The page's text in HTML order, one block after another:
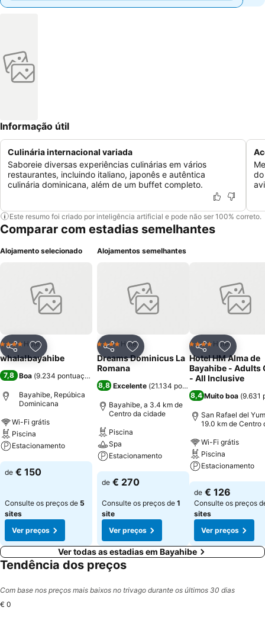
Informação útil
Culinária internacional variada
Saboreie diversas experiências culinárias em vários
restaurantes, incluindo italiano, japonês e autêntica
culinária dominicana, além de um buffet completo.
Este resumo foi criado por inteligência artificial e pode não ser 100% correto.
Comparar com estadias semelhantes
Alojamento selecionado
PartilharAdicionar aos favoritos
4 EstrelasHotel
whala!bayahibe
7,8 Boa (9.234 pontuações
Bayahibe, Repúbica
Dominicana
Wi-Fi grátis
Piscina
Estacionamento
Ver preços
de € 150
Consulte os preços de 5
sites
Ver preços
Alojamentos semelhantes
PartilharAdicionar aos favoritos
4 EstrelasHotel
Dreams Dominicus La
Romana
8,8 Excelente (21.134 pontuações
Bayahibe, a 3.4 km de
Centro da cidade
Piscina
Spa
Estacionamento
Ver preços
de € 270
Consulte os preços de 1
site
Ver preços
Partilhar
4 EstrelasHotel
Hotel HM Alma de
Bayahibe - Adults
- All Inclusive
8,4 Muito boa (9.631
San Rafael del
19.0 km de Centro
Wi-Fi grátis
Piscina
Estacionamento
Ver preços
de € 126
Consulte os preços
sites
Ver preços
Ver todas as estadias em Bayahibe
Tendência dos preços
Com base nos preços mais baixos no trivago durante os últimos 30 dias
€ 0